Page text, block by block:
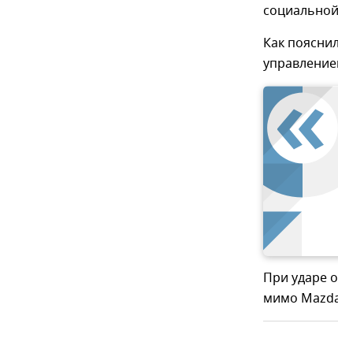
Как
При ударе
мимо